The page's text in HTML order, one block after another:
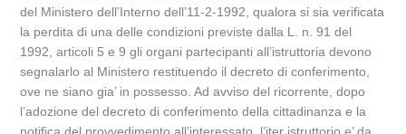
del Ministero dell’Interno dell’11-2-1992, qualora si sia verificata
la perdita di una delle condizioni previste dalla L. n. 91 del
1992, articoli 5 e 9 gli organi partecipanti all’istruttoria devono
segnalarlo al Ministero restituendo il decreto di conferimento,
ove ne siano gia’ in possesso. Ad avviso del ricorrente, dopo
l’adozione del decreto di conferimento della cittadinanza e la